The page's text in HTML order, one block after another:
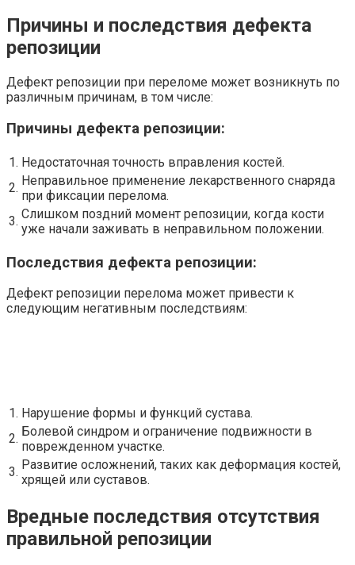
Причины и последствия дефекта
репозиции
Дефект репозиции при переломе может возникнуть по
различным причинам, в том числе:
Причины дефекта репозиции:
1. Недостаточная точность вправления костей.
2. Неправильное применение лекарственного снаряда
при фиксации перелома.
3. Слишком поздний момент репозиции, когда кости
уже начали заживать в неправильном положении.
Последствия дефекта репозиции:
Дефект репозиции перелома может привести к
следующим негативным последствиям:
1. Нарушение формы и функций сустава.
2. Болевой синдром и ограничение подвижности в
поврежденном участке.
3. Развитие осложнений, таких как деформация костей,
хрящей или суставов.
Вредные последствия отсутствия
правильной репозиции